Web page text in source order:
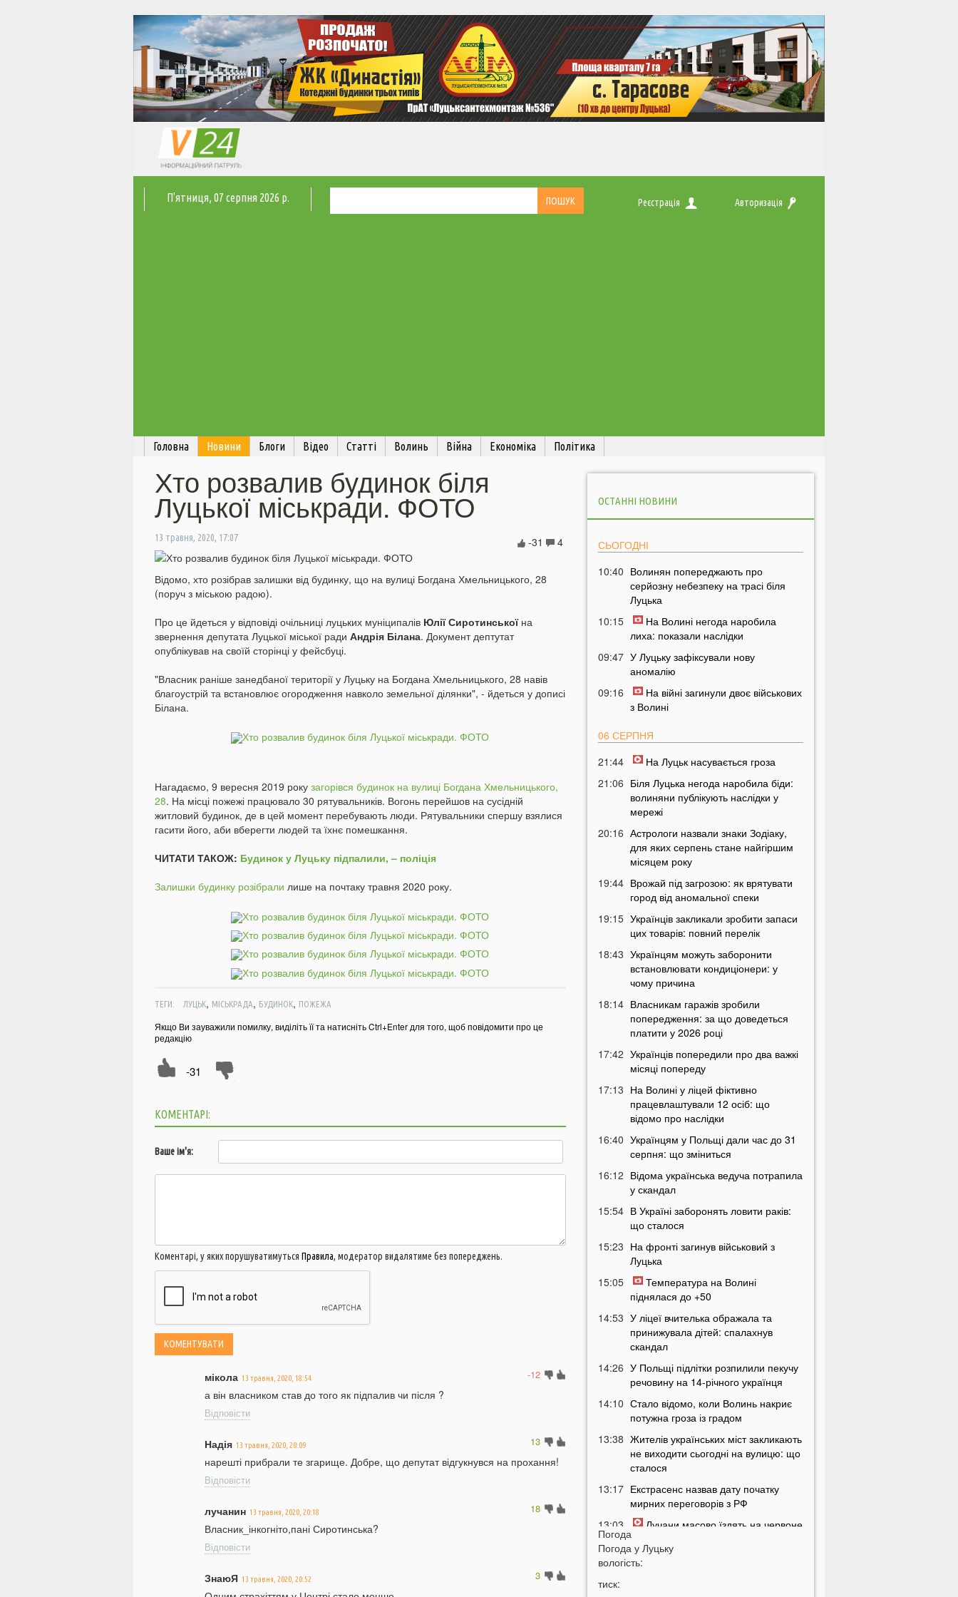
П'ятниця, 07 серпня 2026 р. Реєстрація Авторизація
Головна Новини Блоги Відео Статті Волинь Війна Економіка Політика
Хто розвалив будинок біля
Луцької міськради. ФОТО
13 травня, 2020, 17:07 4
-31
Відомо, хто розібрав залишки від будинку, що на вулиці Богдана Хмельницького, 28
(поруч з міською радою).
Про це йдеться у відповіді очільниці луцьких муніципалів Юлії Сиротинськоїна
звернення депутата Луцької міської ради Андрія Білана. Документ дептутат
опублікував на своїй сторінці у фейсбуці.
"Власник раніше занедбаної території у Луцьку на Богдана Хмельницького, 28 навів
благоустрій та встановлює огородження навколо земельної ділянки", - йдеться у дописі
Білана.
Нагадаємо, 9 вересня 2019 року загорівся будинок на вулиці Богдана Хмельницького,
28. На місці пожежі працювало 30 рятувальників. Вогонь перейшов на сусідній
житловий будинок, де в цей момент перебувають люди. Рятувальники спершу взялися
гасити його, аби вберегти людей та їхнє помешкання.
ЧИТАТИ ТАКОЖ: Будинок у Луцьку підпалили, – поліція
Залишки будинку розібрали лише на почтаку травня 2020 року.
ТЕГИ: ЛУЦЬК, МІСЬКРАДА, БУДИНОК, ПОЖЕЖА
Якщо Ви зауважили помилку, виділіть її та натисніть Ctrl+Enter для того, щоб повідомити про це
редакцію
-31
КОМЕНТАРІ:
Ваше ім'я:
Коментарі, у яких порушуватимуться Правила, модератор видалятиме без попереджень.
-12
мікола 13 травня, 2020, 18:54
а він власником став до того як підпалив чи після ?
Відповісти
13
Надія 13 травня, 2020, 20:09
нарешті прибрали те згарище. Добре, що депутат відгукнувся на прохання!
Відповісти
18
лучанин 13 травня, 2020, 20:18
Власник_інкогніто,пані Сиротинська?
Відповісти
3
ЗнаюЯ 13 травня, 2020, 20:52
ОСТАННІ НОВИНИ
СЬОГОДНІ
10:40 Волинян попереджають про
серйозну небезпеку на трасі біля
Луцька
10:15
На Волині негода наробила
лиха: показали наслідки
09:47 У Луцьку зафіксували нову
аномалію
09:16
На війні загинули двоє військових
з Волині
06 СЕРПНЯ
21:44
На Луцьк насувається гроза
21:06 Біля Луцька негода наробила біди:
волиняни публікують наслідки у
мережі
20:16 Астрологи назвали знаки Зодіаку,
для яких серпень стане найгіршим
місяцем року
19:44 Врожай під загрозою: як врятувати
город від аномальної спеки
19:15 Українців закликали зробити запаси
цих товарів: повний перелік
18:43 Українцям можуть заборонити
встановлювати кондиціонери: у
чому причина
18:14 Власникам гаражів зробили
попередження: за що доведеться
платити у 2026 році
17:42 Українців попередили про два важкі
місяці попереду
17:13 На Волині у ліцей фіктивно
працевлаштували 12 осіб: що
відомо про наслідки
16:40 Українцям у Польщі дали час до 31
серпня: що зміниться
16:12 Відома українська ведуча потрапила
у скандал
15:54 В Україні заборонять ловити раків:
що сталося
15:23 На фронті загинув військовий з
Луцька
15:05
Температура на Волині
піднялася до +50
14:53 У ліцеї вчителька ображала та
принижувала дітей: спалахнув
скандал
14:26 У Польщі підлітки розпилили пекучу
речовину на 14-річного українця
14:10 Стало відомо, коли Волинь накриє
потужна гроза із градом
13:38 Жителів українських міст закликають
не виходити сьогодні на вулицю: що
сталося
13:17 Екстрасенс назвав дату початку
мирних переговорів з РФ
13:03
Лучани масово їздять на червоне
світло навіть після смертельної
аварії на Соборності: шокуючі кадри
Погода
Погода у Луцьку
вологість:
тиск: